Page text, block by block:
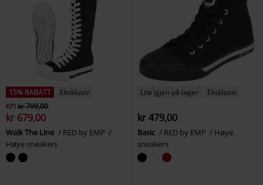
15% RABATT
Eksklusiv
KPI kr 799,00
kr 679,00
Walk The Line
RED by EMP
Høye sneakers
Lite igjen på lager Eksklusiv
kr 479,00
Basic RED by EMP
Høye
sneakers